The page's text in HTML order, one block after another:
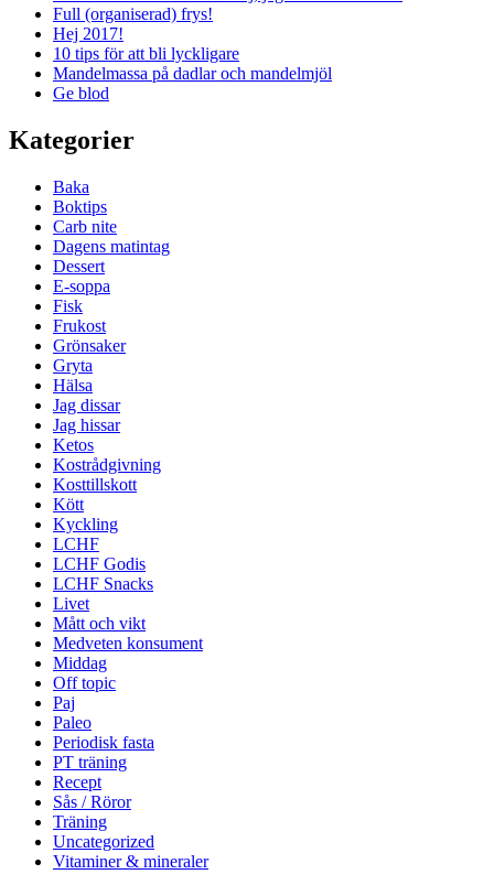
Full (organiserad) frys!
Hej 2017!
10 tips för att bli lyckligare
Mandelmassa på dadlar och mandelmjöl
Ge blod
Kategorier
Baka
Boktips
Carb nite
Dagens matintag
Dessert
E-soppa
Fisk
Frukost
Grönsaker
Gryta
Hälsa
Jag dissar
Jag hissar
Ketos
Kostrådgivning
Kosttillskott
Kött
Kyckling
LCHF
LCHF Godis
LCHF Snacks
Livet
Mått och vikt
Medveten konsument
Middag
Off topic
Paj
Paleo
Periodisk fasta
PT träning
Recept
Sås / Röror
Träning
Uncategorized
Vitaminer & mineraler